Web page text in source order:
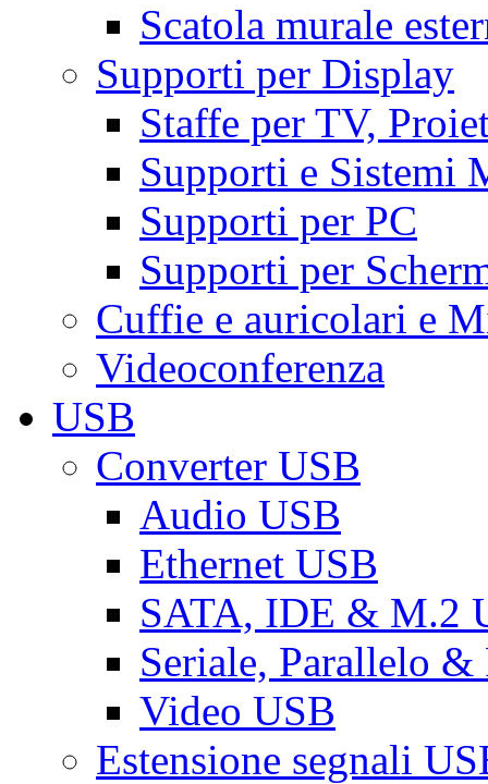
Scatola murale
Supporti per Display
Staffe per TV,
Supporti e Sistemi
Supporti per PC
Supporti per
Cuffie e auricolari e
Videoconferenza
USB
Converter USB
Audio USB
Ethernet USB
SATA, IDE & M.2
Seriale, Parallelo &
Video USB
Estensione segnali